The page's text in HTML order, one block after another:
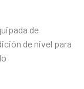
de
de nivel para